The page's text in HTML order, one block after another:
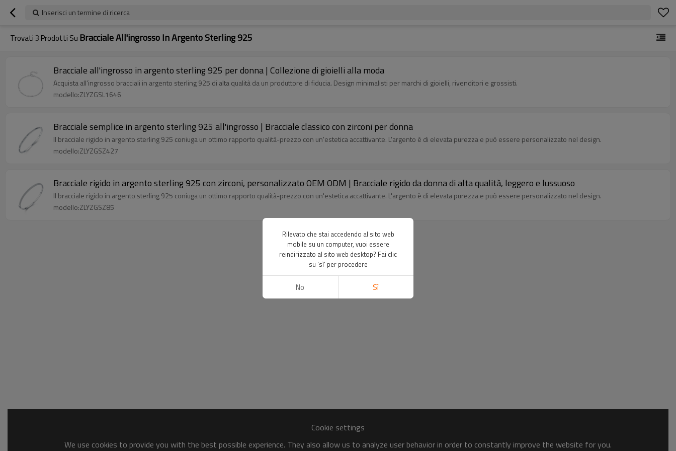
Inserisci un termine di ricerca
Trovati3 Prodotti Su Bracciale All'ingrosso In Argento Sterling 925
Bracciale all'ingrosso in argento sterling 925 per donna | Collezione di gioielli alla moda
Acquista all'ingrosso bracciali in argento sterling 925 di alta qualità da un produttore di fiducia. Design minimalisti per marchi di gioielli, rivenditori e grossisti.
modello:ZLYZGSL1646
Bracciale semplice in argento sterling 925 all'ingrosso | Bracciale classico con zirconi per donna
Il bracciale rigido in argento sterling 925 coniuga un ottimo rapporto qualità-prezzo con un'estetica accattivante. L'argento è di elevata purezza e può essere personalizzato nel design.
modello:ZLYZGSZ427
Bracciale rigido in argento sterling 925 con zirconi, personalizzato OEM ODM | Bracciale rigido da donna di alta qualità, leggero e lussuoso
Il bracciale rigido in argento sterling 925 coniuga un ottimo rapporto qualità-prezzo con un'estetica accattivante. L'argento è di elevata purezza e può essere personalizzato nel design.
modello:ZLYZGSZ85
Cookie settings
We use cookies to provide you with the best possible experience. They also allow us to analyze user behavior in order to constantly improve the website for you.
Rilevato che stai accedendo al sito web
mobile su un computer, vuoi essere
reindirizzato al sito web desktop? Fai clic
su 'sì' per procedere
No Sì